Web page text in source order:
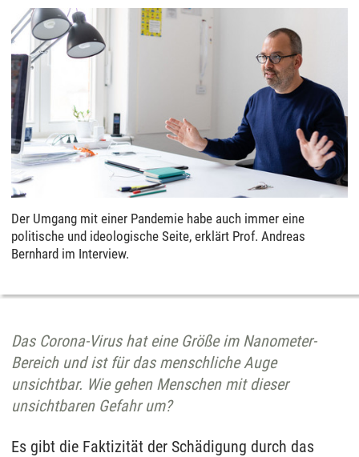
Der Umgang mit einer Pandemie habe auch immer eine
politische und ideologische Seite, erklärt Prof. Andreas
Bernhard im Interview.
Das Corona-Virus hat eine Größe im Nanometer-
Bereich und ist für das menschliche Auge
unsichtbar. Wie gehen Menschen mit dieser
unsichtbaren Gefahr um?
Es gibt die Faktizität der Schädigung durch das